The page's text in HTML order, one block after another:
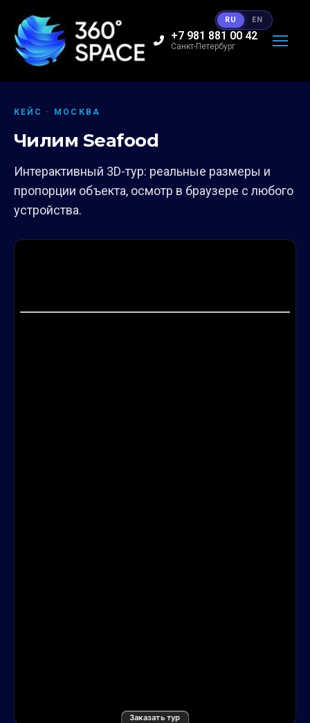
+7 981 881 00 42
Санкт-Петербург
КЕЙС · МОСКВА
Чилим Seafood
Интерактивный 3D-тур: реальные размеры и
пропорции объекта, осмотр в браузере с любого
устройства.
Заказать тур
RU EN